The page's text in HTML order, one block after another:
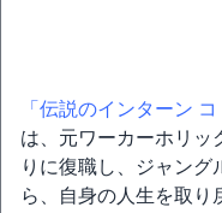
「伝説のインターン
は、元ワーカーホリッ
りに復職し、ジャン
ら、自身の人生を取り